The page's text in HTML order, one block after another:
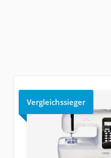
Vergleichssieger